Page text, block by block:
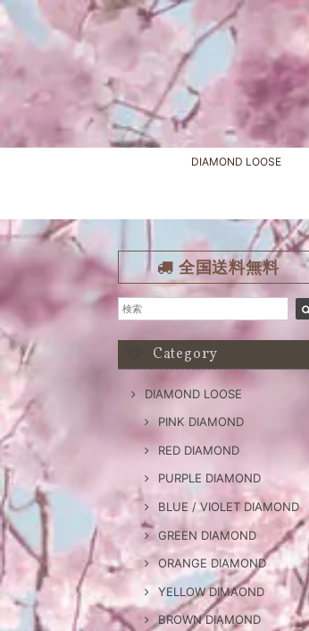
DIAMOND LOOSE
全国送料無料
Category
DIAMOND LOOSE
PINK DIAMOND
RED DIAMOND
PURPLE DIAMOND
BLUE / VIOLET DIAMOND
GREEN DIAMOND
ORANGE DIAMOND
YELLOW DIMAOND
BROWN DIAMOND